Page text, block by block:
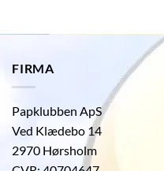
FIRMA
Papklubben ApS
Ved Klædebo 14
2970 Hørsholm